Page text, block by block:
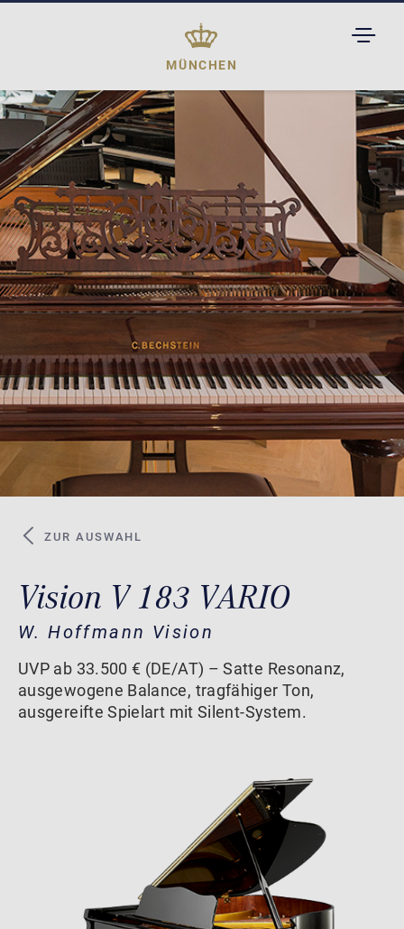
MÜNCHEN
ZUR AUSWAHL
Vision V 183 VARIO
W. Hoffmann Vision
UVP ab 33.500 € (DE/AT) – Satte Resonanz,
ausgewogene Balance, tragfähiger Ton,
ausgereifte Spielart mit Silent-System.